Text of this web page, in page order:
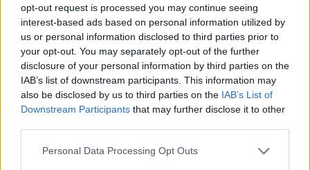
opt-out request is processed you may continue seeing
interest-based ads based on personal information utilized by
us or personal information disclosed to third parties prior to
your opt-out. You may separately opt-out of the further
disclosure of your personal information by third parties on the
IAB’s list of downstream participants. This information may
also be disclosed by us to third parties on the IAB’s List of
Downstream Participants that may further disclose it to other
Personal Data Processing Opt Outs
24 Marzo 2020 alle ore 09:22
·Ti stimo ·Rispondi
Assivirgin:Dovremmo.
😘😘
1
24 Marzo 2020 alle ore 09:57
·Ti stimo·Rispondi
Macnderu:Buongiorno